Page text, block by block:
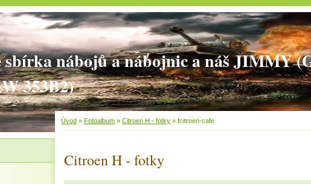
sbírka nábojů a nábojnic a náš JIMMY
353B2)
Úvod » Fotoalbum » Citroen H - fotky » fcitroen-cafe
Citroen H - fotky